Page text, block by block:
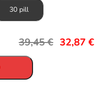
30 pill
39,45€ 32,87 €